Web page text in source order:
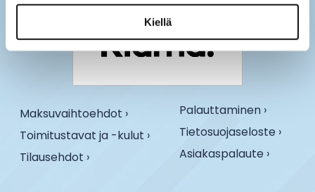
Kiellä
Maksuvaihtoehdot ›
Toimitustavat ja -kulut ›
Tilausehdot ›
Palauttaminen ›
Tietosuojaseloste ›
Asiakaspalaute ›